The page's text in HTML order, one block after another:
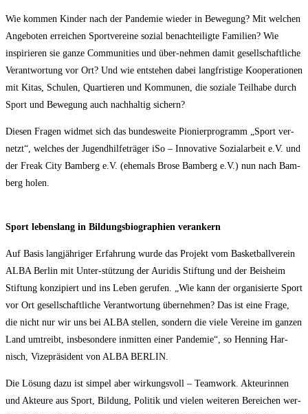
Wie kom­men Kin­der nach der Pan­de­mie wie­der in Bewe­gung? Mit wel­chen
Ange­bo­ten errei­chen Sport­ver­ei­ne sozi­al benach­tei­lig­te Fami­li­en? Wie
inspi­rie­ren sie gan­ze Com­mu­ni­ties und über-neh­men damit gesell­schaft­li­che
Ver­ant­wor­tung vor Ort? Und wie ent­ste­hen dabei lang­fris­ti­ge Koope­ra­tio­nen
mit Kitas, Schu­len, Quar­tie­ren und Kom­mu­nen, die sozia­le Teil­ha­be durch
Sport und Bewe­gung auch nach­hal­tig sichern?
Die­sen Fra­gen wid­met sich das bun­des­wei­te Pio­nier­pro­gramm „Sport ver­
netzt“, wel­ches der Jugend­hil­fe­trä­ger iSo – Inno­va­ti­ve Sozi­al­ar­beit e.V. und
der Freak City Bam­berg e.V. (ehe­mals Bro­se Bam­berg e.V.) nun nach Bam­
berg holen.
Sport lebens­lang in Bil­dungs­bio­gra­phien verankern
Auf Basis lang­jäh­ri­ger Erfah­rung wur­de das Pro­jekt vom Bas­ket­ball­ver­ein
ALBA Ber­lin mit Unter-stüt­zung der Auri­dis Stif­tung und der Beis­heim
Stif­tung kon­zi­piert und ins Leben geru­fen. „Wie kann der orga­ni­sier­te Sport
vor Ort gesell­schaft­li­che Ver­ant­wor­tung über­neh­men? Das ist eine Fra­ge,
die nicht nur wir uns bei ALBA stel­len, son­dern die vie­le Ver­ei­ne im gan­zen
Land umtreibt, ins­be­son­de­re inmit­ten einer Pan­de­mie“, so Hen­ning Har­
nisch, Vize­prä­si­dent von ALBA BERLIN.
Die Lösung dazu ist sim­pel aber wir­kungs­voll – Team­work. Akteu­rin­nen
und Akteu­re aus Sport, Bil­dung, Poli­tik und vie­len wei­te­ren Berei­chen wer­